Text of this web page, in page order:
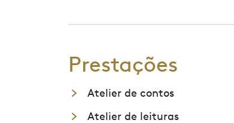
Prestações
Atelier de contos
Atelier de leituras